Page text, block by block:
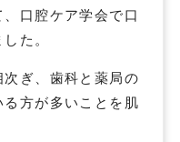
口腔ケア学会で口
た。
ぎ、歯科と薬局の
方が多いことを肌